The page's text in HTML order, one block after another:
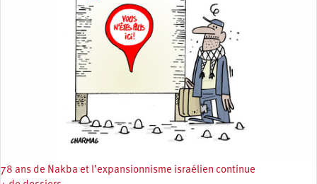
78 ans de Nakba et l’expansionnisme israélien continue